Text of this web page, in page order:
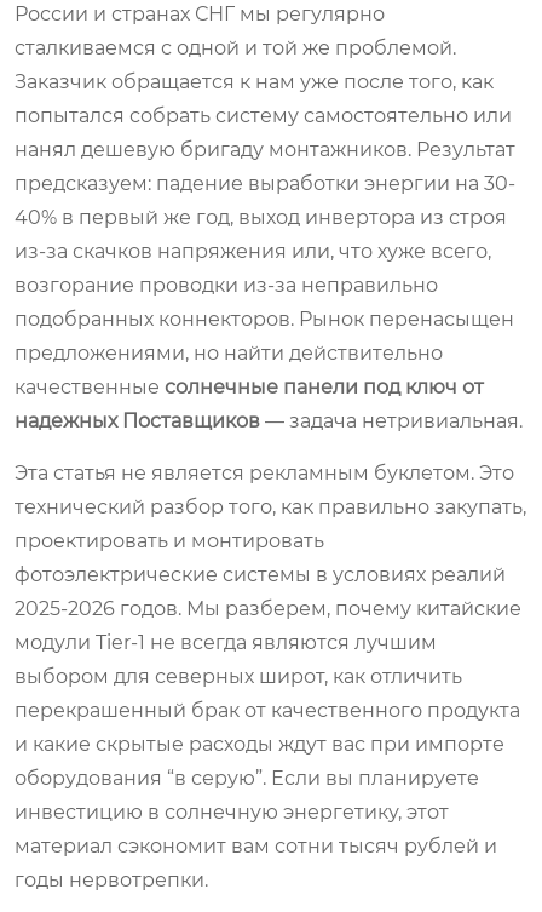
России и странах СНГ мы регулярно
сталкиваемся с одной и той же проблемой.
Заказчик обращается к нам уже после того, как
попытался собрать систему самостоятельно или
нанял дешевую бригаду монтажников. Результат
предсказуем: падение выработки энергии на 30-
40% в первый же год, выход инвертора из строя
из-за скачков напряжения или, что хуже всего,
возгорание проводки из-за неправильно
подобранных коннекторов. Рынок перенасыщен
предложениями, но найти действительно
качественные солнечные панели под ключ от
надежных Поставщиков — задача нетривиальная.
Эта статья не является рекламным буклетом. Это
технический разбор того, как правильно закупать,
проектировать и монтировать
фотоэлектрические системы в условиях реалий
2025-2026 годов. Мы разберем, почему китайские
модули Tier-1 не всегда являются лучшим
выбором для северных широт, как отличить
перекрашенный брак от качественного продукта
и какие скрытые расходы ждут вас при импорте
оборудования “в серую”. Если вы планируете
инвестицию в солнечную энергетику, этот
материал сэкономит вам сотни тысяч рублей и
годы нервотрепки.